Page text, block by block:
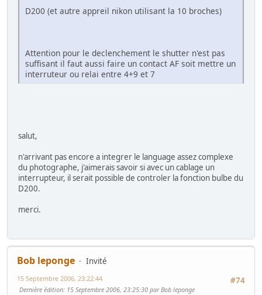
D200 (et autre appreil nikon utilisant la 10 broches)
Attention pour le declenchement le shutter n'est pas
suffisant il faut aussi faire un contact AF soit mettre un
interruteur ou relai entre 4+9 et 7
salut,
n'arrivant pas encore a integrer le language assez complexe
du photographe, j'aimerais savoir si avec un cablage un
interrupteur, il serait possible de controler la fonction bulbe du
D200.
merci.
Bob leponge
Invité
#74
15 Septembre 2006, 23:22:44
Dernière édition: 15 Septembre 2006, 23:25:30 par Bob leponge